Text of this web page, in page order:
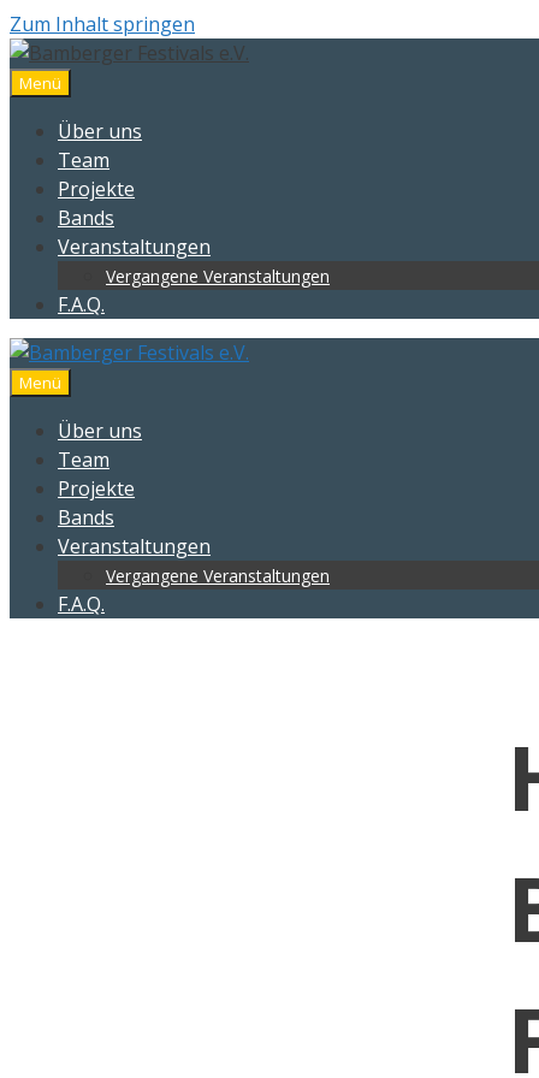
Zum Inhalt springen
Menü
Über uns
Team
Projekte
Bands
Veranstaltungen
Vergangene Veranstaltungen
F.A.Q.
Menü
Über uns
Team
Projekte
Bands
Veranstaltungen
Vergangene Veranstaltungen
F.A.Q.